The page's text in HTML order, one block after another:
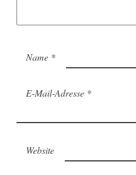
Name *
E-Mail-Adresse *
Website